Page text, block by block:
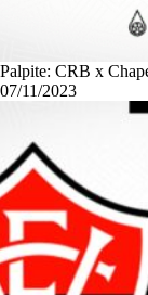
Palpite: CRB x
07/11/2023